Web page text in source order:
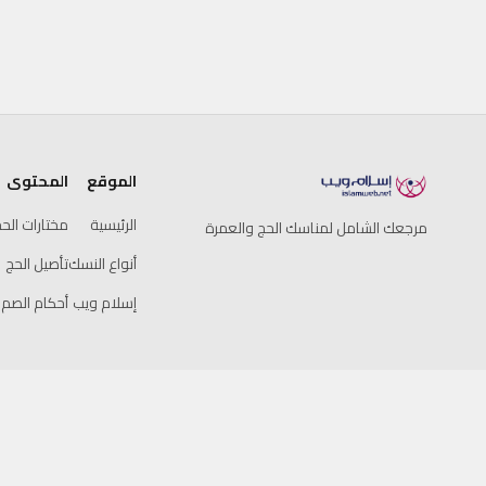
مرجعك الشامل لمناسك الحج والعمرة
الموقع
الرئيسية
أنواع النسك
إسلام ويب
المحتوى
مختارات
تأصيل الحج
أحكام الصم